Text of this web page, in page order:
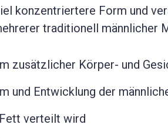
konzentriertere Form und
traditionell männlicher
zusätzlicher Körper- und
und Entwicklung der
verteilt wird